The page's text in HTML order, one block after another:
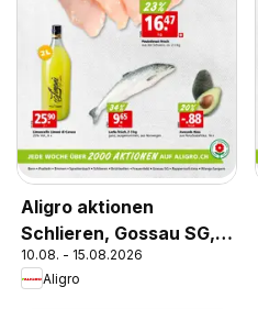
Aligro aktionen
Schlieren, Gossau SG,
Frauenfeld, Rapperswil-
Jona, Sargans, Bern
10.08. - 15.08.2026
Aligro